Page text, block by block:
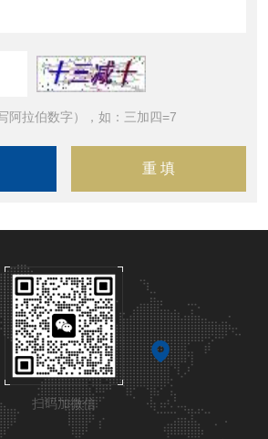
阿拉伯数字），如：三加四=7
扫码加微信